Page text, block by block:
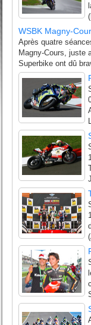
WSBK Magny-
Après quatre
Magny-Cours, juste
Superbike ont dû